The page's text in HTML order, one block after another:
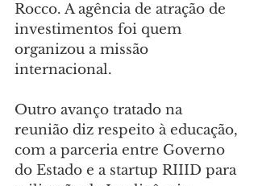
Rocco. A agência de atração de
investimentos foi quem
organizou a missão
internacional.
Outro avanço tratado na
reunião diz respeito à educação,
com a parceria entre Governo
do Estado e a startup RIIID para